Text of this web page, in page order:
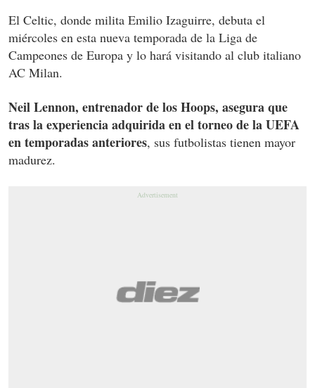
El Celtic, donde milita Emilio Izaguirre, debuta el
miércoles en esta nueva temporada de la Liga de
Campeones de Europa y lo hará visitando al club italiano
AC Milan.
Neil Lennon, entrenador de los Hoops, asegura que
tras la experiencia adquirida en el torneo de la UEFA
en temporadas anteriores, sus futbolistas tienen mayor
madurez.